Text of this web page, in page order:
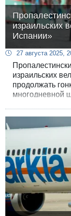
израильских
Испании»
27 августа 2025,
израильских
продолжать
многодневной